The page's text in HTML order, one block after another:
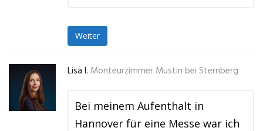
Weiter
Lisa I. Monteurzimmer Mustin bei Sternberg
Bei meinem Aufenthalt in
Hannover für eine Messe war ich